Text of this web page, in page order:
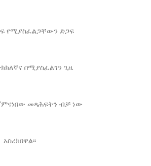
የሚያስፈልጋቸውን ድጋፍ
በሚያስፈልገን ጊዜ
መጻሕፍትን ብቻ ነው